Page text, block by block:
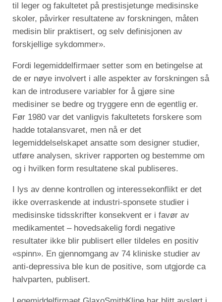
til leger og fakultetet på prestisjetunge medisinske
skoler, påvirker resultatene av forskningen, måten
medisin blir praktisert, og selv definisjonen av
forskjellige sykdommer».
Fordi legemiddelfirmaer setter som en betingelse at
de er nøye involvert i alle aspekter av forskningen så
kan de introdusere variabler for å gjøre sine
medisiner se bedre og tryggere enn de egentlig er.
Før 1980 var det vanligvis fakultetets forskere som
hadde totalansvaret, men nå er det
legemiddelselskapet ansatte som designer studier,
utføre analysen, skriver rapporten og bestemme om
og i hvilken form resultatene skal publiseres.
I lys av denne kontrollen og interessekonflikt er det
ikke overraskende at industri-sponsete studier i
medisinske tidsskrifter konsekvent er i favør av
medikamentet – hovedsakelig fordi negative
resultater ikke blir publisert eller tildeles en positiv
«spinn». En gjennomgang av 74 kliniske studier av
anti-depressiva ble kun de positive, som utgjorde ca
halvparten, publisert.